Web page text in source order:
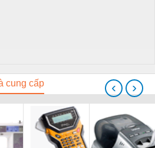
cung cấp ‹ ›